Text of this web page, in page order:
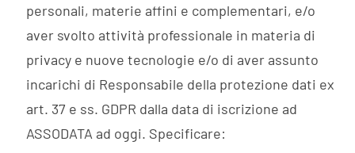
personali, materie affini e complementari, e/o
aver svolto attività professionale in materia di
privacy e nuove tecnologie e/o di aver assunto
incarichi di Responsabile della protezione dati ex
art. 37 e ss. GDPR dalla data di iscrizione ad
ASSODATA ad oggi. Specificare: